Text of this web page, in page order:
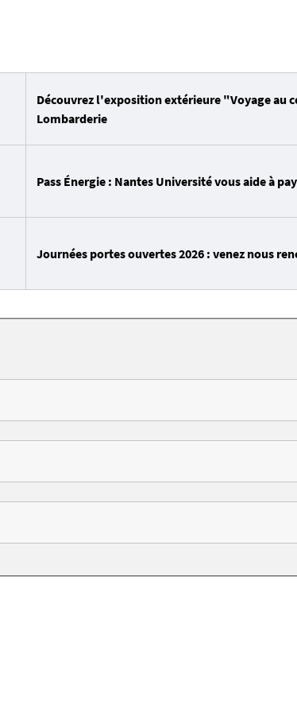
Découvrez l'exposition extérieure "Voyage au
Lombarderie
Pass Énergie : Nantes Université vous aide à
Journées portes ouvertes 2026 : venez nous